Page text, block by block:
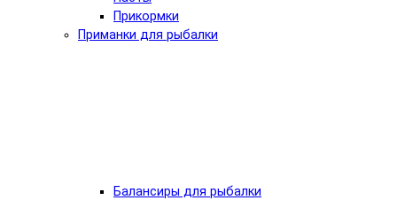
Прикормки
Приманки для рыбалки
Балансиры для рыбалки